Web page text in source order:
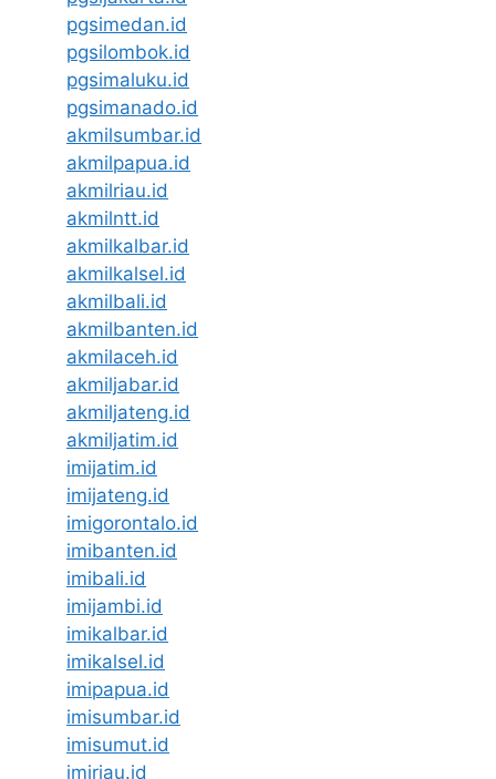
pgsimedan.id
pgsilombok.id
pgsimaluku.id
pgsimanado.id
akmilsumbar.id
akmilpapua.id
akmilriau.id
akmilntt.id
akmilkalbar.id
akmilkalsel.id
akmilbali.id
akmilbanten.id
akmilaceh.id
akmiljabar.id
akmiljateng.id
akmiljatim.id
imijatim.id
imijateng.id
imigorontalo.id
imibanten.id
imibali.id
imijambi.id
imikalbar.id
imikalsel.id
imipapua.id
imisumbar.id
imisumut.id
imiriau.id